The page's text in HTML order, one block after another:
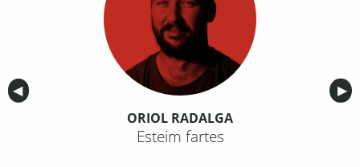
Anterior
◀︎ ▶︎
ORIOL RADALGA
Esteim fartes